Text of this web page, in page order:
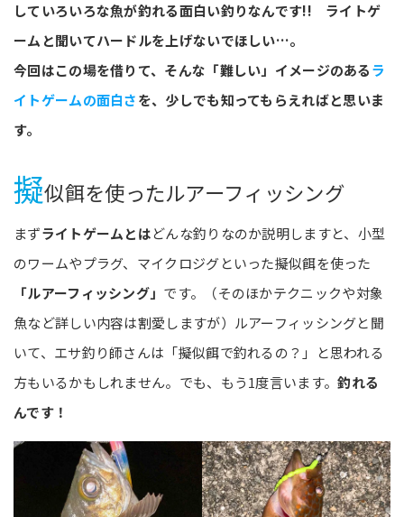
していろいろな魚が釣れる面白い釣りなんです!! ライトゲ
ームと聞いてハードルを上げないでほしい…。
今回はこの場を借りて、そんな「難しい」イメージのあるラ
イトゲームの面白さを、少しでも知ってもらえればと思いま
す。
擬似餌を使ったルアーフィッシング
まずライトゲームとはどんな釣りなのか説明しますと、小型
のワームやプラグ、マイクロジグといった擬似餌を使った
「ルアーフィッシング」 です。（そのほかテクニックや対象
魚など詳しい内容は割愛しますが）ルアーフィッシングと聞
いて、エサ釣り師さんは「擬似餌で釣れるの？」と思われる
方もいるかもしれません。でも、もう1度言います。釣れる
んです！